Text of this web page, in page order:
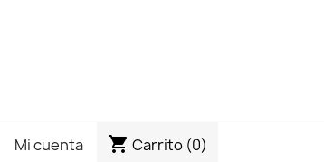
Mi cuenta shopping_cart Carrito (0)